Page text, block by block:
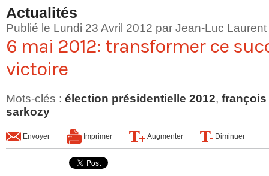
Actualités
Publié le Lundi 23 Avril 2012 par Jean-Luc Laurent
6 mai 2012: transformer ce
victoire
Mots-clés : élection présidentielle 2012,
sarkozy
Envoyer Imprimer Augmenter Diminuer